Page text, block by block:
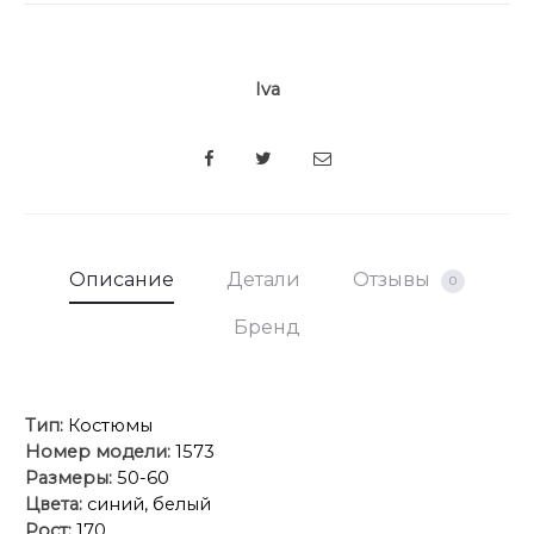
Iva
SHARE
Описание Детали Отзывы 0
Бренд
Тип: Костюмы
Номер модели: 1573
Размеры: 50-60
Цвета: синий, белый